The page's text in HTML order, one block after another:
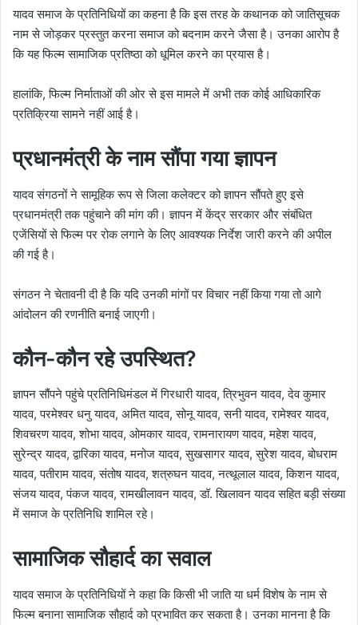
यादव समाज के प्रतिनिधियों का कहना है कि इस तरह के कथानक को जातिसूचक
नाम से जोड़कर प्रस्तुत करना समाज को बदनाम करने जैसा है। उनका आरोप है
कि यह फिल्म सामाजिक प्रतिष्ठा को धूमिल करने का प्रयास है।
हालांकि, फिल्म निर्माताओं की ओर से इस मामले में अभी तक कोई आधिकारिक
प्रतिक्रिया सामने नहीं आई है।
प्रधानमंत्री के नाम सौंपा गया ज्ञापन
यादव संगठनों ने सामूहिक रूप से जिला कलेक्टर को ज्ञापन सौंपते हुए इसे
प्रधानमंत्री तक पहुंचाने की मांग की। ज्ञापन में केंद्र सरकार और संबंधित
एजेंसियों से फिल्म पर रोक लगाने के लिए आवश्यक निर्देश जारी करने की अपील
की गई है।
संगठन ने चेतावनी दी है कि यदि उनकी मांगों पर विचार नहीं किया गया तो आगे
आंदोलन की रणनीति बनाई जाएगी।
कौन-कौन रहे उपस्थित?
ज्ञापन सौंपने पहुंचे प्रतिनिधिमंडल में गिरधारी यादव, त्रिभुवन यादव, देव कुमार
यादव, परमेश्वर धनु यादव, अमित यादव, सोनू यादव, सनी यादव, रामेश्वर यादव,
शिवचरण यादव, शोभा यादव, ओमकार यादव, रामनारायण यादव, महेश यादव,
सुरेन्द्र यादव, द्वारिका यादव, मनोज यादव, सुखसागर यादव, सुरेश यादव, बोधराम
यादव, पतीराम यादव, संतोष यादव, शत्रुघन यादव, नत्थूलाल यादव, किशन यादव,
संजय यादव, पंकज यादव, रामखीलावन यादव, डॉ. खिलावन यादव सहित बड़ी संख्या
में समाज के प्रतिनिधि शामिल रहे।
सामाजिक सौहार्द का सवाल
यादव समाज के प्रतिनिधियों ने कहा कि किसी भी जाति या धर्म विशेष के नाम से
फिल्म बनाना सामाजिक सौहार्द को प्रभावित कर सकता है। उनका मानना है कि